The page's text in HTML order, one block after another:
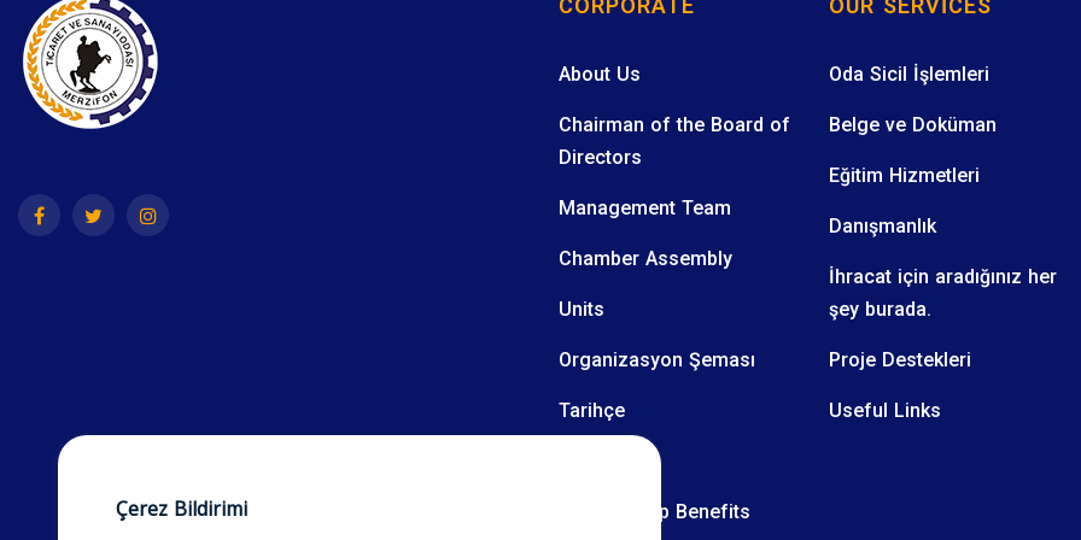
CORPORATE
About Us
Chairman of the Board of
Directors
Management Team
Chamber Assembly
Units
Organizasyon Şeması
Tarihçe
Membership Benefits
OUR SERVICES
Oda Sicil İşlemleri
Belge ve Doküman
Eğitim Hizmetleri
Danışmanlık
İhracat için aradığınız her
şey burada.
Proje Destekleri
Useful Links
Çerez Bildirimi